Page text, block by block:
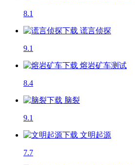
8.1
谎言侦探
9.1
熔岩矿车测试
8.4
脑裂
9.1
文明起源
7.7